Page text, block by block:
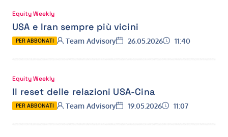
Equity Weekly
USA e Iran sempre più vicini
PER ABBONATI Autore:
Team Advisory Data:
26.05.2026 Ora:
11:40
Equity Weekly
Il reset delle relazioni USA-Cina
PER ABBONATI Autore:
Team Advisory Data:
19.05.2026 Ora:
11:07